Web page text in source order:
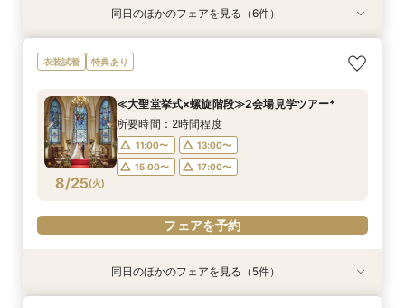
8/24(月)
≪オンライン相談≫30分～OK！会場/金額/日程
*聞きたいことだけ
13:00〜
15:00〜
17:00〜
特典あり
8/24(月)
≪ドレス試着付≫札幌花嫁に人気の衣装試着*最
大150万優待
14:00〜
16:00〜
フェアを予約
8/24(月)
≪夜遅い時間からOK≫お仕事＆デート帰り／1時
間でご案内可能
18:00〜
19:00〜
フェアを予約
特典あり
8/24(月)
≪1軒目見学がお得≫お祝いギフト付☆ゼロから
わかる
14:00〜
16:00〜
18:00〜
特典あり
8/24(月)
≪大聖堂挙式×螺旋階段≫2会場見学ツアー*
11:00〜
13:00〜
15:00〜
17:00〜
フェアを予約
特典あり
8/24(月)
≪螺旋階段入場*花嫁体験≫≫料理高評価◎最大
150万特典
14:00〜
16:00〜
18:00〜
同日のほかのフェアを見る（6件）
衣装試着 特典あり
8/25(火)
≪大聖堂挙式×螺旋階段≫2会場見学ツアー*
所要時間：2時間程度
11:00〜
13:00〜
15:00〜
17:00〜
フェアを予約
特典あり
特典あり
特典あり同日のほかのフェアを見る（5件）